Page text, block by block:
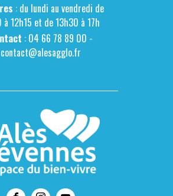
: du lundi au vendredi de
à 12h15 et de 13h30 à 17h
: 04 66 78 89 00 -
contact@alesagglo.fr